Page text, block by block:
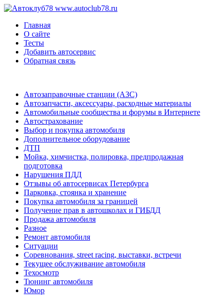
www.autoclub78.ru
Главная
О сайте
Тесты
Добавить автосервис
Обратная связь
Автозаправочные станции (АЗС)
Автозапчасти, аксессуары, расходные материалы
Автомобильные сообщества и форумы в Интернете
Автострахование
Выбор и покупка автомобиля
Дополнительное оборудование
ДТП
Мойка, химчистка, полировка, предпродажная
подготовка
Нарушения ПДД
Отзывы об автосервисах Петербурга
Парковка, стоянка и хранение
Покупка автомобиля за границей
Получение прав в автошколах и ГИБДД
Продажа автомобиля
Разное
Ремонт автомобиля
Ситуации
Соревнования, street racing, выставки, встречи
Текущее обслуживание автомобиля
Техосмотр
Тюнинг автомобиля
Юмор